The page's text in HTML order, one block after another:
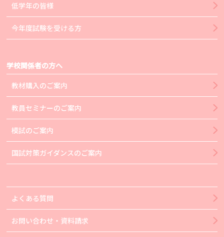
低学年の皆様
今年度試験を受ける方
学校関係者の方へ
教材購入のご案内
教員セミナーのご案内
模試のご案内
国試対策ガイダンスのご案内
よくある質問
お問い合わせ・資料請求